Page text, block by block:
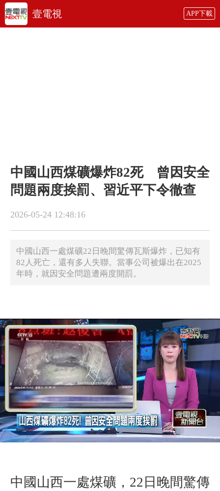
壹電視 APP下載
中國山西煤礦爆炸82死 曾因安全
問題兩度挨罰、習近平下令徹查
2026-05-24 12:48:16
中國山西一處煤礦22日晚間驚傳瓦斯爆炸，已知有
82人死亡，還有多人失聯。當事公司被爆出在2025
年時，就因安全問題遭兩度開罰。
中國山西一處煤礦，22日晚間驚傳